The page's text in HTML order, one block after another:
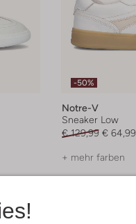
-50%
Notre-V
Sneaker Low
€ 129,99 € 64,99
+ mehr farben